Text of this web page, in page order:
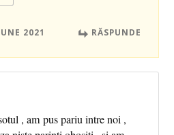
2021 RĂSPUNDE
, am pus pariu intre noi ,